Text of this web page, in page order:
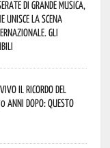
di grande musica,
unisce la scena
Gli
il ricordo del
anni dopo: questo